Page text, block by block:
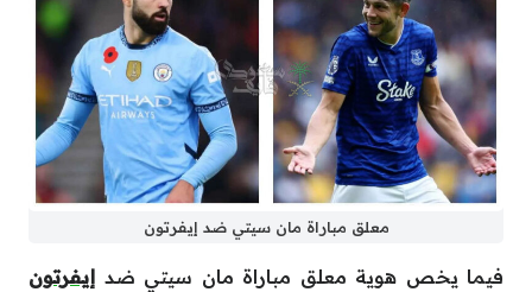
معلق مباراة مان سيتي ضد إيفرتون
فيما يخص هوية معلق مباراة مان سيتي ضد إيفرتون